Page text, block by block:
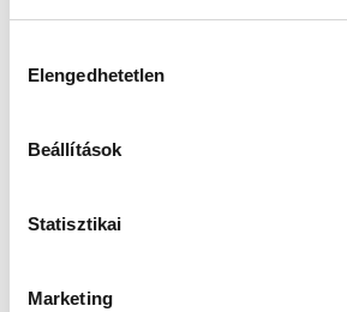
Elengedhetetlen
Beállítások
Statisztikai
Marketing